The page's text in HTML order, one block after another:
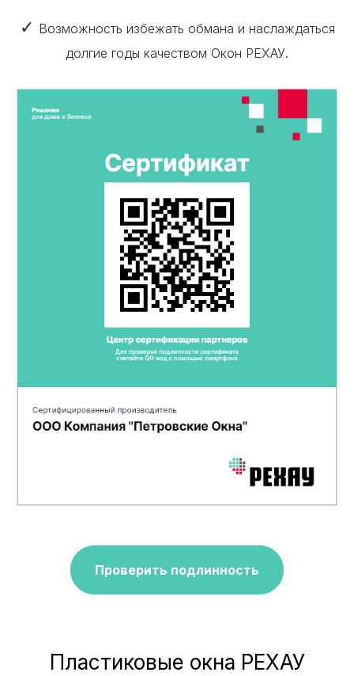
✓ Возможность избежать обмана и наслаждаться
долгие годы качеством Окон РЕХАУ.
Проверить подлинность
Пластиковые окна РЕХАУ